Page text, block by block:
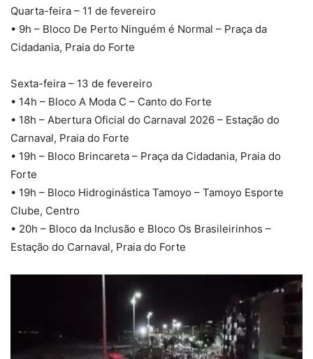
Quarta-feira – 11 de fevereiro
• 9h – Bloco De Perto Ninguém é Normal – Praça da
Cidadania, Praia do Forte
Sexta-feira – 13 de fevereiro
• 14h – Bloco A Moda C – Canto do Forte
• 18h – Abertura Oficial do Carnaval 2026 – Estação do
Carnaval, Praia do Forte
• 19h – Bloco Brincareta – Praça da Cidadania, Praia do
Forte
• 19h – Bloco Hidroginástica Tamoyo – Tamoyo Esporte
Clube, Centro
• 20h – Bloco da Inclusão e Bloco Os Brasileirinhos –
Estação do Carnaval, Praia do Forte